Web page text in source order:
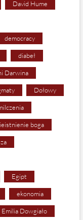
David Hume
democracy
diabeł
Darwina
Dołowy
boga
Egipt
ekonomia
Emilia Dowgiało